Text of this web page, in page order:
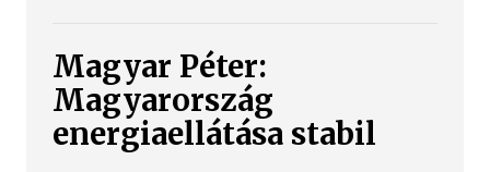
Magyar Péter:
Magyarország
energiaellátása stabil